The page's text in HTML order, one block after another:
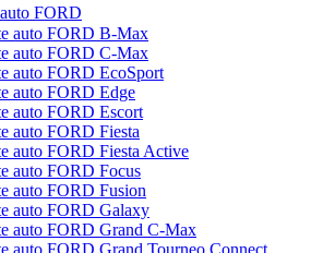
FORD
auto FORD B-Max
auto FORD C-Max
auto FORD EcoSport
auto FORD Edge
auto FORD Escort
auto FORD Fiesta
auto FORD Fiesta Active
auto FORD Focus
auto FORD Fusion
auto FORD Galaxy
auto FORD Grand C-Max
auto FORD Grand Tourneo Connect